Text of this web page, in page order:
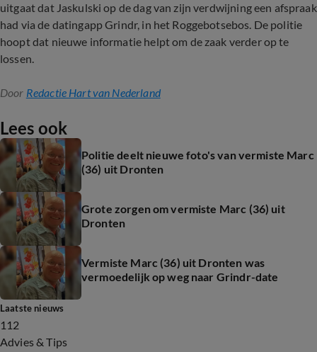
uitgaat dat Jaskulski op de dag van zijn verdwijning een afspraak
had via de datingapp Grindr, in het Roggebotsebos. De politie
hoopt dat nieuwe informatie helpt om de zaak verder op te
lossen.
Door Redactie Hart van Nederland
Lees ook
Politie deelt nieuwe foto's van vermiste Marc
(36) uit Dronten
Grote zorgen om vermiste Marc (36) uit
Dronten
Vermiste Marc (36) uit Dronten was
vermoedelijk op weg naar Grindr-date
Laatste nieuws
112
Advies & Tips